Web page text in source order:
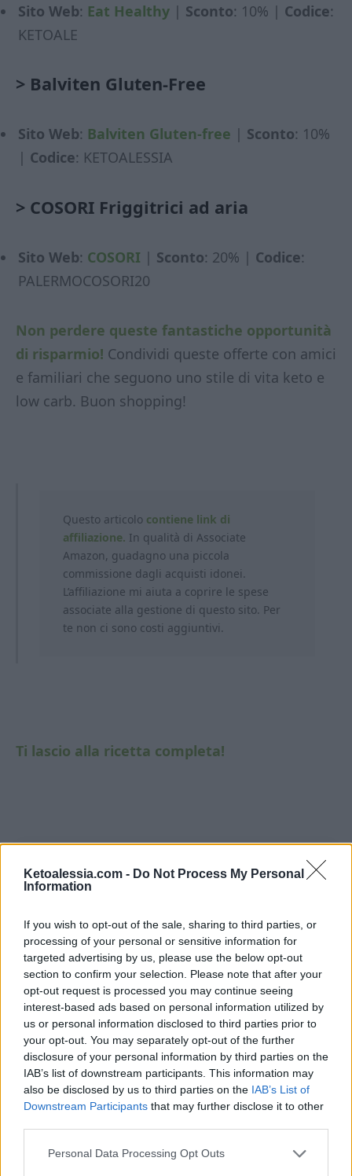
Ketoalessia.com - Do Not Process My Personal
Information
If you wish to opt-out of the sale, sharing to third parties, or
processing of your personal or sensitive information for
targeted advertising by us, please use the below opt-out
section to confirm your selection. Please note that after your
opt-out request is processed you may continue seeing
interest-based ads based on personal information utilized by
us or personal information disclosed to third parties prior to
your opt-out. You may separately opt-out of the further
disclosure of your personal information by third parties on the
IAB’s list of downstream participants. This information may
also be disclosed by us to third parties on the IAB’s List of
Downstream Participants that may further disclose it to other
Personal Data Processing Opt Outs
Sito Web: Eat Healthy | Sconto: 10% | Codice:
KETOALE
> Balviten Gluten-Free
Sito Web: Balviten Gluten-free | Sconto: 10%
| Codice: KETOALESSIA
> COSORI Friggitrici ad aria
Sito Web: COSORI | Sconto: 20% | Codice:
PALERMOCOSORI20
Non perdere queste fantastiche opportunità
di risparmio! Condividi queste offerte con amici
e familiari che seguono uno stile di vita keto e
low carb. Buon shopping!
Questo articolo contiene link di
affiliazione. In qualità di Associate
Amazon, guadagno una piccola
commissione dagli acquisti idonei.
L’affiliazione mi aiuta a coprire le spese
associate alla gestione di questo sito. Per
te non ci sono costi aggiuntivi.
Ti lascio alla ricetta completa!
Pin Print
Biscotti gelato keto
Recipe by Ketoalessia